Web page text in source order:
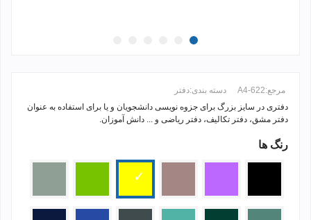
مرجع:A4-622 دسته بندی:دفتر
دفتری در سایز بزرگ برای جزوه نویسی دانشجویان و یا برای استفاده به عنوان
دفتر مشق، دفتر تکالیف، دفتر ریاضی و ... دانش آموزان.
ادامه مطلب +
رنگ ها